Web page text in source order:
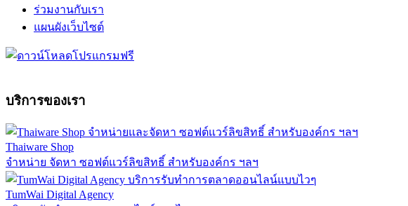
ร่วมงานกับเรา
แผนผังเว็บไซต์
บริการของเรา
Thaiware Shop
จำหน่าย จัดหา ซอฟต์แวร์ลิขสิทธิ์ สำหรับองค์กร ฯลฯ
TumWai Digital Agency